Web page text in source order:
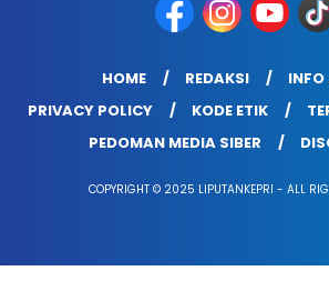
HOME REDAKSI
INFO
PRIVACY POLICY
KODE ETIK
PEDOMAN MEDIA SIBER
COPYRIGHT © 2025 LIPUTANKEPRI - ALL